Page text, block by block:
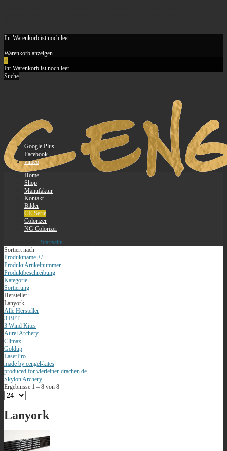
Ihr Warenkorb ist noch leer.
Warenkorb anzeigen
×
Ihr Warenkorb ist noch leer.
Suche
Google Plus
Facebook
vimeo
Home
Shop
Manufaktur
Kontakt
Bilder
CE-Serie
Colorizer
NG Colorizer
Startseite
Sortiert nach
Produktname +/-
Produkt Artikelnummer
Produktbeschreibung
Kategorie
Sortierung
Hersteller:
Lanyork
Alle Hersteller
3 BFT
3 Wind Kites
Aurel Archery
Climax
Goldtip
LaserPro
made by cengel-kites
produced for vierleiner-drachen.de
Skylon Archery
Ergebnisse 1 – 8 von 8
Lanyork